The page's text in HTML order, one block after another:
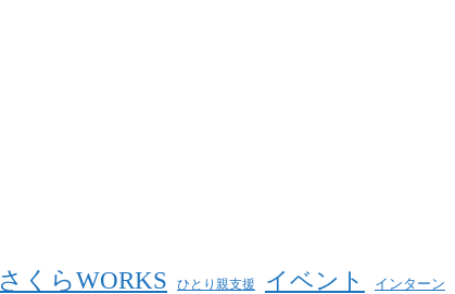
さくらWORKS ひとり親支援 イベント インターン